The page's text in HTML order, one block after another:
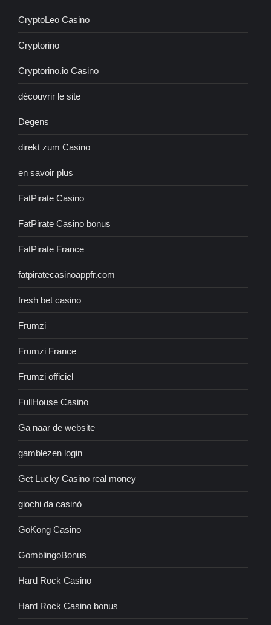
CryptoLeo Casino
Cryptorino
Cryptorino.io Casino
découvrir le site
Degens
direkt zum Casino
en savoir plus
FatPirate Casino
FatPirate Casino bonus
FatPirate France
fatpiratecasinoappfr.com
fresh bet casino
Frumzi
Frumzi France
Frumzi officiel
FullHouse Casino
Ga naar de website
gamblezen login
Get Lucky Casino real money
giochi da casinò
GoKong Casino
GomblingoBonus
Hard Rock Casino
Hard Rock Casino bonus